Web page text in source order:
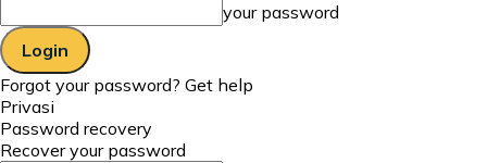
your password
Forgot your password? Get help
Privasi
Password recovery
Recover your password